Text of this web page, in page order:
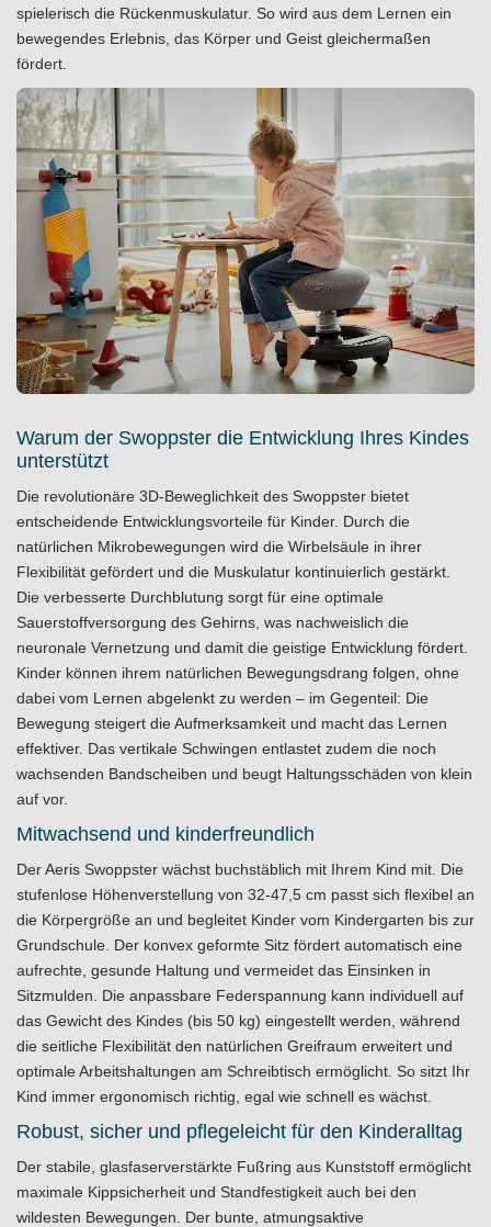
spielerisch die Rückenmuskulatur. So wird aus dem Lernen ein
bewegendes Erlebnis, das Körper und Geist gleichermaßen
fördert.
Warum der Swoppster die Entwicklung Ihres Kindes
unterstützt
Die revolutionäre 3D-Beweglichkeit des Swoppster bietet
entscheidende Entwicklungsvorteile für Kinder. Durch die
natürlichen Mikrobewegungen wird die Wirbelsäule in ihrer
Flexibilität gefördert und die Muskulatur kontinuierlich gestärkt.
Die verbesserte Durchblutung sorgt für eine optimale
Sauerstoffversorgung des Gehirns, was nachweislich die
neuronale Vernetzung und damit die geistige Entwicklung fördert.
Kinder können ihrem natürlichen Bewegungsdrang folgen, ohne
dabei vom Lernen abgelenkt zu werden – im Gegenteil: Die
Bewegung steigert die Aufmerksamkeit und macht das Lernen
effektiver. Das vertikale Schwingen entlastet zudem die noch
wachsenden Bandscheiben und beugt Haltungsschäden von klein
auf vor.
Mitwachsend und kinderfreundlich
Der Aeris Swoppster wächst buchstäblich mit Ihrem Kind mit. Die
stufenlose Höhenverstellung von 32-47,5 cm passt sich flexibel an
die Körpergröße an und begleitet Kinder vom Kindergarten bis zur
Grundschule. Der konvex geformte Sitz fördert automatisch eine
aufrechte, gesunde Haltung und vermeidet das Einsinken in
Sitzmulden. Die anpassbare Federspannung kann individuell auf
das Gewicht des Kindes (bis 50 kg) eingestellt werden, während
die seitliche Flexibilität den natürlichen Greifraum erweitert und
optimale Arbeitshaltungen am Schreibtisch ermöglicht. So sitzt Ihr
Kind immer ergonomisch richtig, egal wie schnell es wächst.
Robust, sicher und pflegeleicht für den Kinderalltag
Der stabile, glasfaserverstärkte Fußring aus Kunststoff ermöglicht
maximale Kippsicherheit und Standfestigkeit auch bei den
wildesten Bewegungen. Der bunte, atmungsaktive